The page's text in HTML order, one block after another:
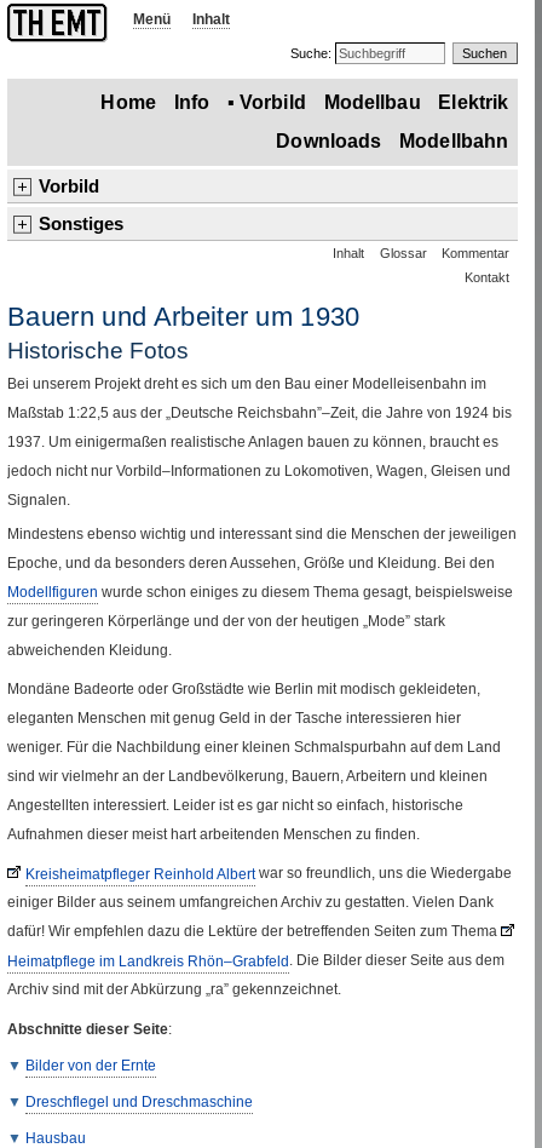
Menü Inhalt
Suche:
Home Info ▪ Vorbild Modellbau
Elektrik
Downloads
Modellbahn
Vorbild
Dampflok
Sonstiges
Sonstiges
Dezimalwaagen Buderus Lollar
Inhalt Glossar
Kommentar
Kontakt
Bauern und Arbeiter um 1930
Historische Fotos
Bei unserem Projekt dreht es sich um den Bau einer Modelleisenbahn im
Maßstab 1:22,5 aus der „Deutsche Reichsbahn”–Zeit, die Jahre von 1924 bis
1937. Um einigermaßen realistische Anlagen bauen zu können, braucht es
jedoch nicht nur Vorbild–Informationen zu Lokomotiven, Wagen, Gleisen und
Signalen.
Mindestens ebenso wichtig und interessant sind die Menschen der jeweiligen
Epoche, und da besonders deren Aussehen, Größe und Kleidung. Bei den
Modellfiguren wurde schon einiges zu diesem Thema gesagt, beispielsweise
zur geringeren Körperlänge und der von der heutigen „Mode” stark
abweichenden Kleidung.
Mondäne Badeorte oder Großstädte wie Berlin mit modisch gekleideten,
eleganten Menschen mit genug Geld in der Tasche interessieren hier
weniger. Für die Nachbildung einer kleinen Schmalspurbahn auf dem Land
sind wir vielmehr an der Landbevölkerung, Bauern, Arbeitern und kleinen
Angestellten interessiert. Leider ist es gar nicht so einfach, historische
Aufnahmen dieser meist hart arbeitenden Menschen zu finden.
Fremde Seite
Kreisheimatpfleger Reinhold Albertwar so freundlich, uns die Wiedergabe
einiger Bilder aus seinem umfangreichen Archiv zu gestatten. Vielen Dank
dafür! Wir empfehlen dazu die Lektüre der betreffenden Seiten zum Thema
Seite
Heimatpflege im Landkreis Rhön–Grabfeld. Die Bilder dieser Seite aus dem
Archiv sind mit der Abkürzung „ra” gekennzeichnet.
Abschnitte dieser Seite:
Bilder von der Ernte
Dreschflegel und Dreschmaschine
Hausbau